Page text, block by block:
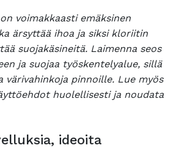
voimakkaasti emäksinen
ärsyttää ihoa ja siksi kloriitin
suojakäsineitä. Laimenna seos
ja suojaa työskentelyalue, sillä
värivahinkoja pinnoille. Lue myös
huolellisesti ja noudata
ideoita